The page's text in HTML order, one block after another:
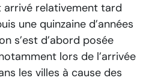
relativement tard
une quinzaine d’années
s’est d’abord posée
lors de l’arrivée
les villes à cause des